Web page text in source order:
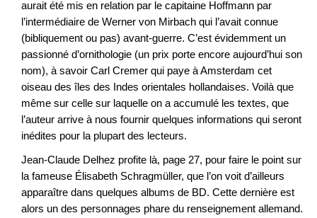
aurait été mis en relation par le capitaine Hoffmann par
l’intermédiaire de Werner von Mirbach qui l’avait connue
(bibliquement ou pas) avant-guerre. C’est évidemment un
passionné d’ornithologie (un prix porte encore aujourd’hui son
nom), à savoir Carl Cremer qui paye à Amsterdam cet
oiseau des îles des Indes orientales hollandaises. Voilà que
même sur celle sur laquelle on a accumulé les textes, que
l’auteur arrive à nous fournir quelques informations qui seront
inédites pour la plupart des lecteurs.
Jean-Claude Delhez profite là, page 27, pour faire le point sur
la fameuse Élisabeth Schragmüller, que l’on voit d’ailleurs
apparaître dans quelques albums de BD. Cette dernière est
alors un des personnages phare du renseignement allemand.